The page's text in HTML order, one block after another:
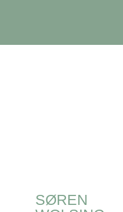
SØREN